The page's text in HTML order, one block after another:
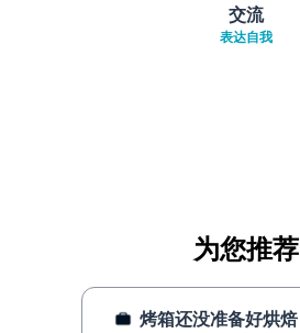
交流
表达自我
为您推荐
烤箱还没准备好烘焙